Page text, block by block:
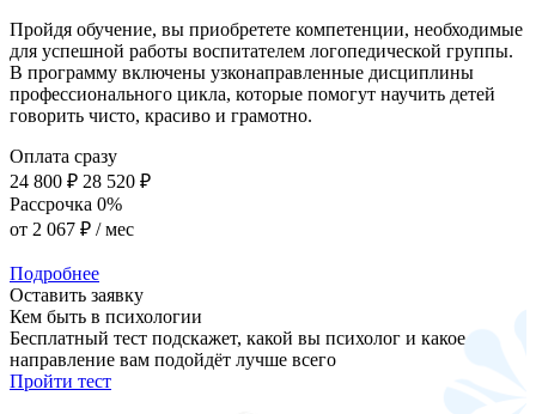
Пройдя обучение, вы приобретете компетенции, необходимые
для успешной работы воспитателем логопедической группы.
В программу включены узконаправленные дисциплины
профессионального цикла, которые помогут научить детей
говорить чисто, красиво и грамотно.
Оплата сразу
24 800 ₽ 28 520 ₽
Рассрочка 0%
от 2 067 ₽ / мес
Подробнее
Оставить заявку
Кем быть в психологии
Бесплатный тест подскажет, какой вы психолог и какое
направление вам подойдёт лучше всего
Пройти тест